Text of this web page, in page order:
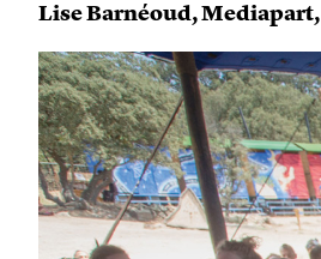
Lise Barnéoud,Mediapart,